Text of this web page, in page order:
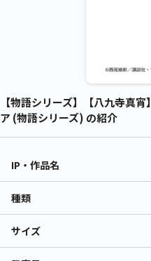
【物語シリーズ】【八九寺真
ア (物語シリーズ) の紹介
IP・作品名
種類
サイズ